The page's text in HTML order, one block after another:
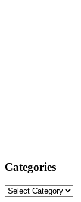
Categories
Categories